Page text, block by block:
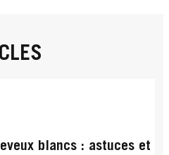
blancs : astuces et